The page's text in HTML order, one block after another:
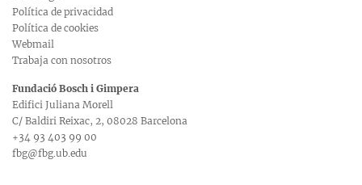
Política de privacidad
Política de cookies
Webmail
Trabaja con nosotros
Fundació Bosch i Gimpera
Edifici Juliana Morell
C/ Baldiri Reixac, 2, 08028 Barcelona
+34 93 403 99 00
fbg@fbg.ub.edu